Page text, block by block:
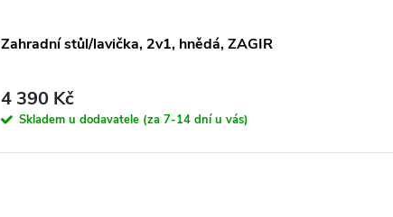
Zahradní stůl/lavička, 2v1, hnědá, ZAGIR
4 390 Kč
Skladem u dodavatele (za 7-14 dní u vás)